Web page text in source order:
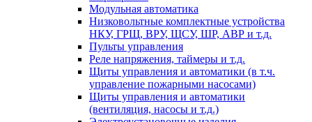
Модульная автоматика
Низковольтные комплектные устройства
НКУ, ГРЩ, ВРУ, ЩСУ, ШР, АВР и т.д.
Пульты управления
Реле напряжения, таймеры и т.д.
Щиты управления и автоматики (в т.ч.
управление пожарными насосами)
Щиты управления и автоматики
(вентиляция, насосы и т.д.)